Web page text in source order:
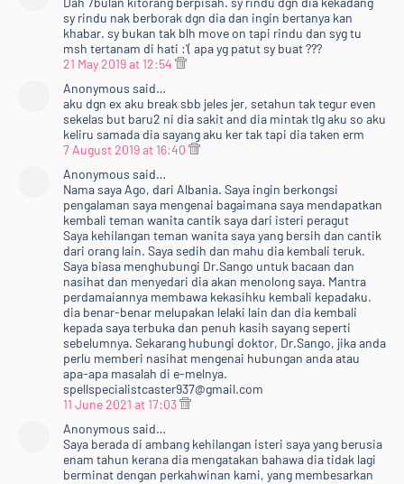
sy rindu nak berborak dgn dia dan ingin bertanya kan
khabar. sy bukan tak blh move on tapi rindu dan syg tu
msh tertanam di hati :'( apa yg patut sy buat ???
21 May 2019 at 12:54
Anonymous said…
aku dgn ex aku break sbb jeles jer, setahun tak tegur even
sekelas but baru2 ni dia sakit and dia mintak tlg aku so aku
keliru samada dia sayang aku ker tak tapi dia taken erm
7 August 2019 at 16:40
Anonymous said…
Nama saya Ago, dari Albania. Saya ingin berkongsi
pengalaman saya mengenai bagaimana saya mendapatkan
kembali teman wanita cantik saya dari isteri peragut
Saya kehilangan teman wanita saya yang bersih dan cantik
dari orang lain. Saya sedih dan mahu dia kembali teruk.
Saya biasa menghubungi Dr.Sango untuk bacaan dan
nasihat dan menyedari dia akan menolong saya. Mantra
perdamaiannya membawa kekasihku kembali kepadaku.
dia benar-benar melupakan lelaki lain dan dia kembali
kepada saya terbuka dan penuh kasih sayang seperti
sebelumnya. Sekarang hubungi doktor, Dr.Sango, jika anda
perlu memberi nasihat mengenai hubungan anda atau
apa-apa masalah di e-melnya.
spellspecialistcaster937@gmail.com
11 June 2021 at 17:03
Anonymous said…
Saya berada di ambang kehilangan isteri saya yang berusia
enam tahun kerana dia mengatakan bahawa dia tidak lagi
berminat dengan perkahwinan kami, yang membesarkan